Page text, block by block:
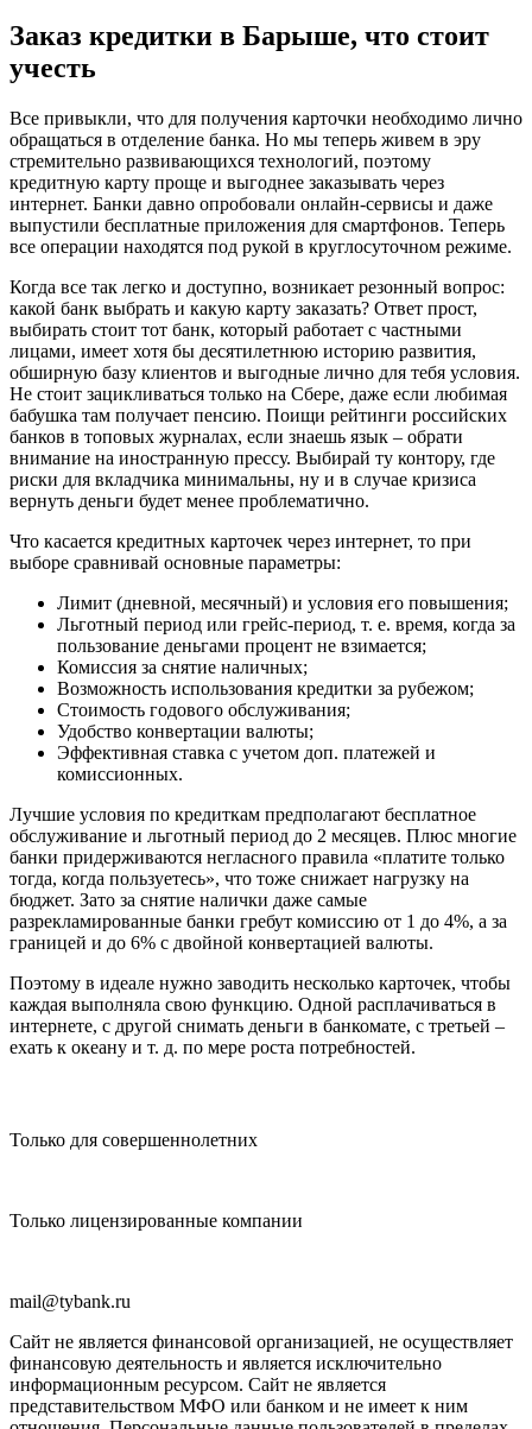
Заказ кредитки в Барыше, что стоит
учесть
Все привыкли, что для получения карточки необходимо лично
обращаться в отделение банка. Но мы теперь живем в эру
стремительно развивающихся технологий, поэтому
кредитную карту проще и выгоднее заказывать через
интернет. Банки давно опробовали онлайн-сервисы и даже
выпустили бесплатные приложения для смартфонов. Теперь
все операции находятся под рукой в круглосуточном режиме.
Когда все так легко и доступно, возникает резонный вопрос:
какой банк выбрать и какую карту заказать? Ответ прост,
выбирать стоит тот банк, который работает с частными
лицами, имеет хотя бы десятилетнюю историю развития,
обширную базу клиентов и выгодные лично для тебя условия.
Не стоит зацикливаться только на Сбере, даже если любимая
бабушка там получает пенсию. Поищи рейтинги российских
банков в топовых журналах, если знаешь язык – обрати
внимание на иностранную прессу. Выбирай ту контору, где
риски для вкладчика минимальны, ну и в случае кризиса
вернуть деньги будет менее проблематично.
Что касается кредитных карточек через интернет, то при
выборе сравнивай основные параметры:
Лимит (дневной, месячный) и условия его повышения;
Льготный период или грейс-период, т. е. время, когда за
пользование деньгами процент не взимается;
Комиссия за снятие наличных;
Возможность использования кредитки за рубежом;
Стоимость годового обслуживания;
Удобство конвертации валюты;
Эффективная ставка с учетом доп. платежей и
комиссионных.
Лучшие условия по кредиткам предполагают бесплатное
обслуживание и льготный период до 2 месяцев. Плюс многие
банки придерживаются негласного правила «платите только
тогда, когда пользуетесь», что тоже снижает нагрузку на
бюджет. Зато за снятие налички даже самые
разрекламированные банки гребут комиссию от 1 до 4%, а за
границей и до 6% с двойной конвертацией валюты.
Поэтому в идеале нужно заводить несколько карточек, чтобы
каждая выполняла свою функцию. Одной расплачиваться в
интернете, с другой снимать деньги в банкомате, с третьей –
ехать к океану и т. д. по мере роста потребностей.
Только для совершеннолетних
Только лицензированные компании
mail@tybank.ru
Сайт не является финансовой организацией, не осуществляет
финансовую деятельность и является исключительно
информационным ресурсом. Сайт не является
представительством МФО или банком и не имеет к ним